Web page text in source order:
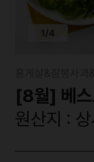
1/4
[8월] 베스
원산지 :